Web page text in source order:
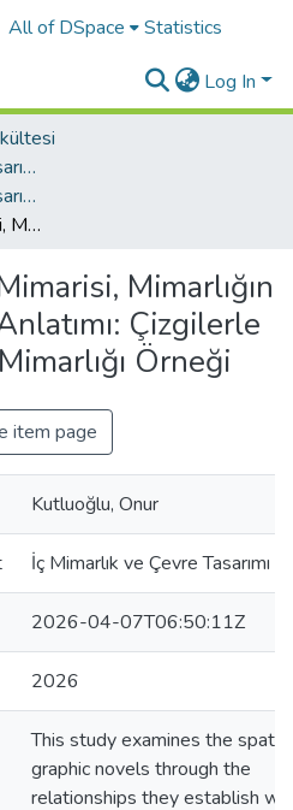
All of DSpace Statistics
Log In
İç Mimarlık ve Çevre Tasarımı Bölümü
İç Mimarlık ve Çevre Tasarımı Bölümü Tez Koleksiyonu
Grafik Romanın Mimarisi, Mimarlığın Grafik Romanla Anlatımı: Çizgilerle Modern Türkiye Mimarlığı Örneği
Mimarlığın
Çizgilerle
Örneği
item page
Kutluoğlu, Onur
İç Mimarlık ve Çevre Tasarımı
2026-04-07T06:50:11Z
2026
This study examines the
graphic novels through the
relationships they establish